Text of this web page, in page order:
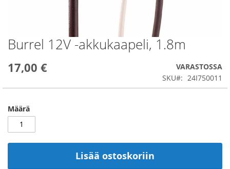
Burrel 12V -akkukaapeli, 1.8m
17,00 €
VARASTOSSA
SKU
24I750011
Määrä
Lisää ostoskoriin
Skip
to
beginning
the
gallery